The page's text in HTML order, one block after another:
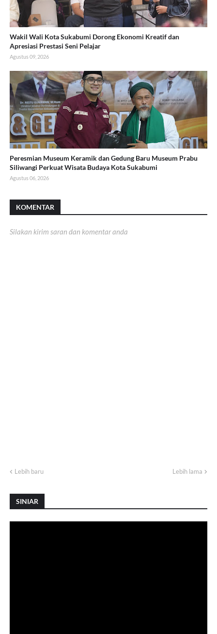
Wakil Wali Kota Sukabumi Dorong Ekonomi Kreatif dan
Apresiasi Prestasi Seni Pelajar
Agustus 09, 2026
Peresmian Museum Keramik dan Gedung Baru Museum Prabu
Siliwangi Perkuat Wisata Budaya Kota Sukabumi
Agustus 06, 2026
KOMENTAR
Silakan kirim saran dan komentar anda
Lebih baru Lebih lama
SINIAR